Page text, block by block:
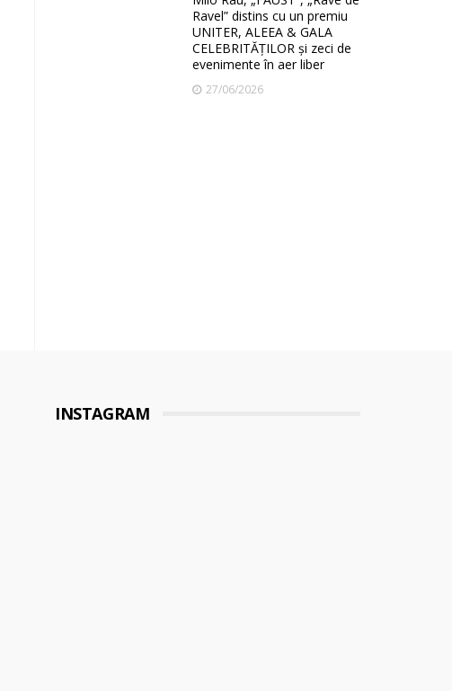
Ravel” distins cu un premiu
UNITER, ALEEA & GALA
CELEBRITĂȚILOR și zeci de
evenimente în aer liber
27/06/2026
INSTAGRAM